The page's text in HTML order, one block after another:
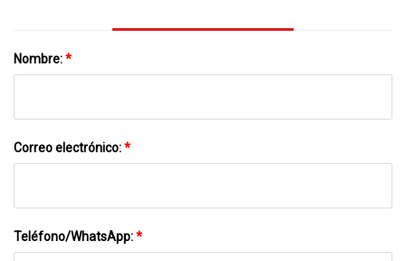
Nombre:*
Correo electrónico:*
Teléfono/WhatsApp:*